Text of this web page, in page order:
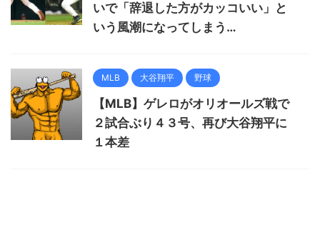
いで「辞退した方がカッコいい」と
いう風潮になってしまう…
MLB 大谷翔平 野球
【MLB】ゲレロがオリオールズ戦で
２試合ぶり４３号、再び大谷翔平に
１本差